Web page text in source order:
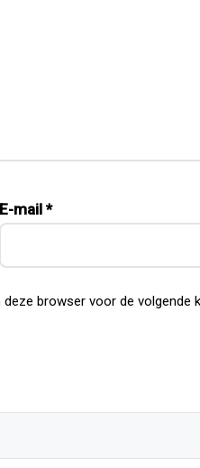
E-mail *
browser voor de volgende